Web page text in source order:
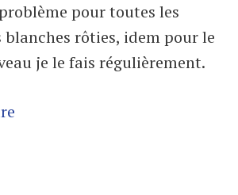
pour toutes les
blanches rôties, idem pour le
je le fais régulièrement.